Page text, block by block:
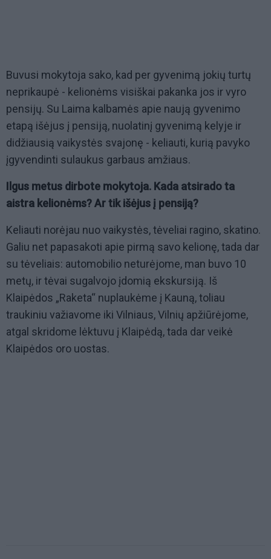
Buvusi mokytoja sako, kad per gyvenimą jokių turtų
neprikaupė - kelionėms visiškai pakanka jos ir vyro
pensijų. Su Laima kalbamės apie naują gyvenimo
etapą išėjus į pensiją, nuolatinį gyvenimą kelyje ir
didžiausią vaikystės svajonę - keliauti, kurią pavyko
įgyvendinti sulaukus garbaus amžiaus.
Ilgus metus dirbote mokytoja. Kada atsirado ta
aistra kelionėms? Ar tik išėjus į pensiją?
Keliauti norėjau nuo vaikystės, tėveliai ragino, skatino.
Galiu net papasakoti apie pirmą savo kelionę, tada dar
su tėveliais: automobilio neturėjome, man buvo 10
metų, ir tėvai sugalvojo įdomią ekskursiją. Iš
Klaipėdos „Raketa“ nuplaukėme į Kauną, toliau
traukiniu važiavome iki Vilniaus, Vilnių apžiūrėjome,
atgal skridome lėktuvu į Klaipėdą, tada dar veikė
Klaipėdos oro uostas.